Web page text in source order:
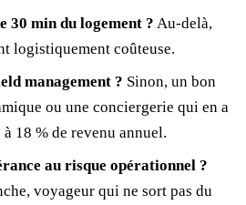
30 min du logement ? Au-delà,
logistiquement coûteuse.
management ? Sinon, un bon
ou une conciergerie qui en a
18 % de revenu annuel.
au risque opérationnel ?
voyageur qui ne sort pas du